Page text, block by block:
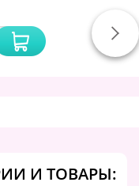
И ТОВАРЫ: